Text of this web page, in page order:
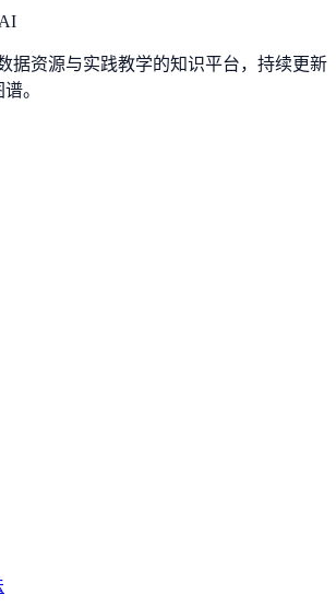
据资源与实践教学的知识平台，持续更新
。